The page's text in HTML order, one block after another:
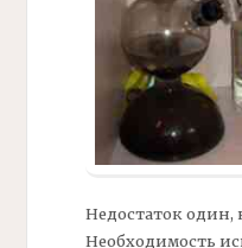
Недостаток один,
Необходимость